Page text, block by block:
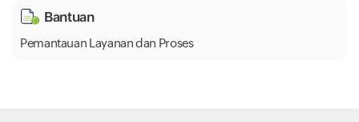
Bantuan
Pemantauan Layanan dan Proses